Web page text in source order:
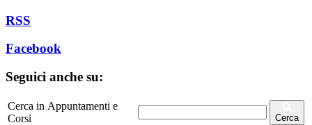
RSS
Facebook
Seguici anche su:
Cerca in Appuntamenti e
Corsi
Cerca